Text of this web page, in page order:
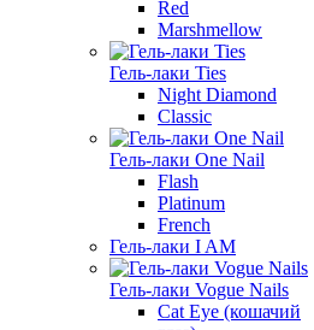
Red
Marshmellow
Гель-лаки Ties
Night Diamond
Classic
Гель-лаки One Nail
Flash
Platinum
French
Гель-лаки I AM
Гель-лаки Vogue Nails
Cat Eye (кошачий